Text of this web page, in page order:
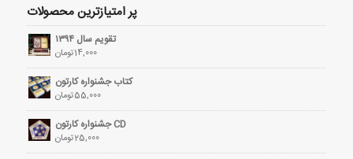
پر امتیازترین محصولات
تقویم سال ۱۳۹۴
14,000تومان
کتاب جشنواره کارتون
55,000تومان
CD جشنواره کارتون
25,000تومان